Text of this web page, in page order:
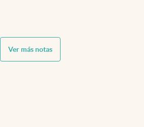
Ver más notas